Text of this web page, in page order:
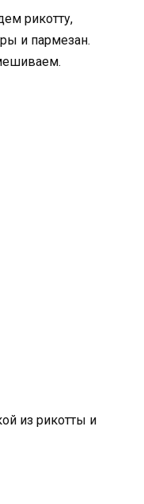
рикотту,
и пармезан.
из рикотты и